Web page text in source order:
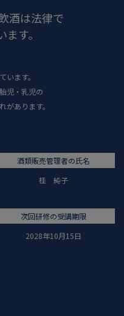
酒は法律で
す。
います。
児・乳児の
があります。
酒類販売管理者の氏名
桂 純子
次回研修の受講期限
2028年10月15日